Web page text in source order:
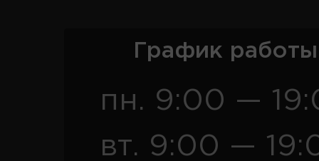
График
пн. 9:00 —
вт. 9:00 —